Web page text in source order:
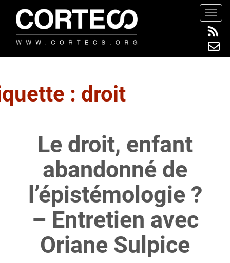
t
m
a
: droit
Le droit, enfant
abandonné de
l’épistémologie ?
– Entretien avec
Oriane Sulpice